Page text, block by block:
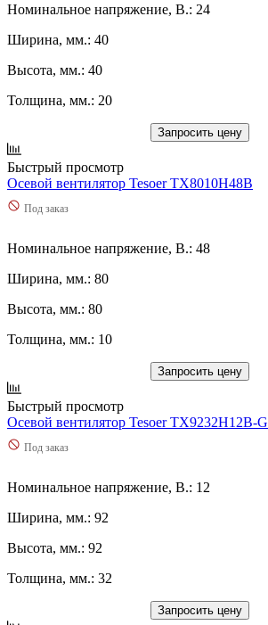
Номинальное напряжение, В.: 24
Ширина, мм.: 40
Высота, мм.: 40
Толщина, мм.: 20
Запросить цену
Быстрый просмотр
Осевой вентилятор Tesoer TX8010H48B
Под заказ
Номинальное напряжение, В.: 48
Ширина, мм.: 80
Высота, мм.: 80
Толщина, мм.: 10
Запросить цену
Быстрый просмотр
Осевой вентилятор Tesoer TX9232H12B-G
Под заказ
Номинальное напряжение, В.: 12
Ширина, мм.: 92
Высота, мм.: 92
Толщина, мм.: 32
Запросить цену